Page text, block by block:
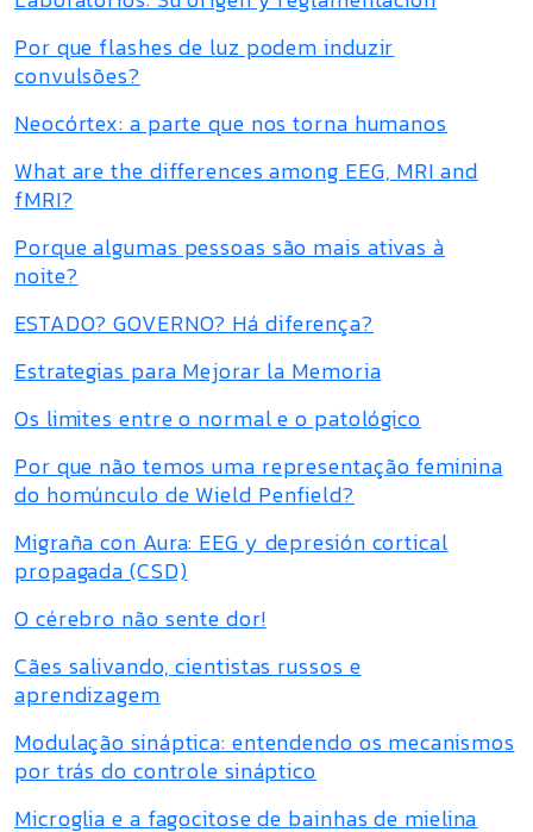
Por que flashes de luz podem induzir
convulsões?
Neocórtex: a parte que nos torna humanos
What are the differences among EEG, MRI and
fMRI?
Porque algumas pessoas são mais ativas à
noite?
ESTADO? GOVERNO? Há diferença?
Estrategias para Mejorar la Memoria
Os limites entre o normal e o patológico
Por que não temos uma representação feminina
do homúnculo de Wield Penfield?
Migraña con Aura: EEG y depresión cortical
propagada (CSD)
O cérebro não sente dor!
Cães salivando, cientistas russos e
aprendizagem
Modulação sináptica: entendendo os mecanismos
por trás do controle sináptico
Microglia e a fagocitose de bainhas de mielina